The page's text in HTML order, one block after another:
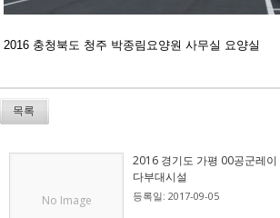
2016 충청북도 청주 박종림요양원 사무실 요양실
목록
No Image
2016 경기도 가평 00공군레이
다부대시설
등록일: 2017-09-05